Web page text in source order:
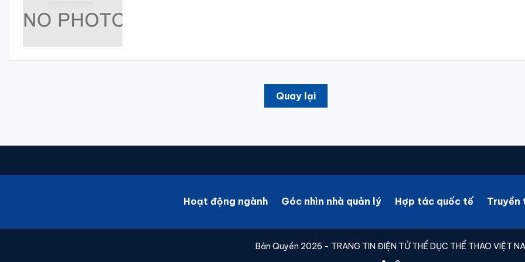
Quay lại
Hoạt động ngành Góc nhìn nhà quản lý Hợp tác quốc tế Truyền
Bản Quyền 2026 - TRANG TIN ĐIỆN TỬ THỂ DỤC THỂ THAO VIỆT